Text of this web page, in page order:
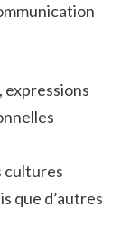
expressions
cultures
que d’autres